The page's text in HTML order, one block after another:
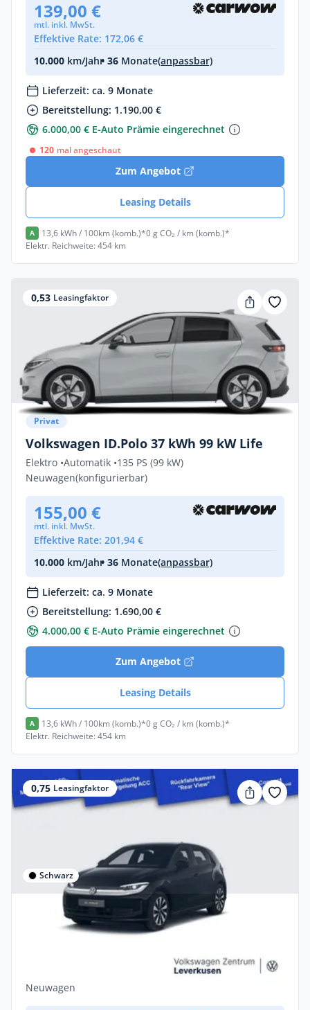
139,00 €
mtl. inkl. MwSt.
Effektive Rate: 172,06 €
10.000 km/Jahr• 36 Monate(anpassbar)
Lieferzeit: ca. 9 Monate
Bereitstellung: 1.190,00 €
6.000,00 € E-Auto Prämie eingerechnet
120 mal angeschaut
Zum Angebot
Leasing Details
A 13,6 kWh / 100km (komb.)*0 g CO₂ / km (komb.)*
Elektr. Reichweite: 454 km
0,53 Leasingfaktor
Privat
Volkswagen ID.Polo 37 kWh 99 kW Life
Elektro •Automatik •135 PS (99 kW)
Neuwagen(konfigurierbar)
155,00 €
mtl. inkl. MwSt.
Effektive Rate: 201,94 €
10.000 km/Jahr• 36 Monate(anpassbar)
Lieferzeit: ca. 9 Monate
Bereitstellung: 1.690,00 €
4.000,00 € E-Auto Prämie eingerechnet
Zum Angebot
Leasing Details
A 13,6 kWh / 100km (komb.)*0 g CO₂ / km (komb.)*
Elektr. Reichweite: 454 km
0,75 Leasingfaktor
Schwarz
Privat & Gewerbe
Volkswagen ID. Polo Style MATRIX KEYLSS
211 PS (155 kW)
Neuwagen